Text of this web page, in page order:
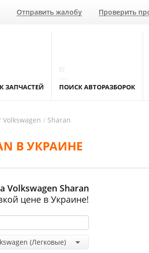
Отправить жалобу Проверить
ЗАПЧАСТЕЙ ПОИСК АВТОРАЗБОРОК
Volkswagen Sharan
В УКРАИНЕ
Volkswagen Sharan
цене в Украине!
(Легковые)